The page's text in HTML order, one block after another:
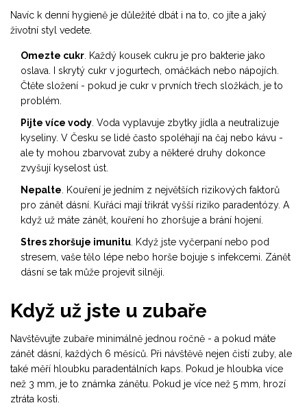
Navíc k denní hygieně je důležité dbát i na to, co jíte a jaký
životní styl vedete.
Omezte cukr. Každý kousek cukru je pro bakterie jako
oslava. I skrytý cukr v jogurtech, omáčkách nebo nápojích.
Čtěte složení - pokud je cukr v prvních třech složkách, je to
problém.
Pijte více vody. Voda vyplavuje zbytky jídla a neutralizuje
kyseliny. V Česku se lidé často spoléhají na čaj nebo kávu -
ale ty mohou zbarvovat zuby a některé druhy dokonce
zvyšují kyselost úst.
Nepalte. Kouření je jedním z největších rizikových faktorů
pro zánět dásní. Kuřáci mají třikrát vyšší riziko paradentózy. A
když už máte zánět, kouření ho zhoršuje a brání hojení.
Stres zhoršuje imunitu. Když jste vyčerpaní nebo pod
stresem, vaše tělo lépe nebo horše bojuje s infekcemi. Zánět
dásní se tak může projevit silněji.
Když už jste u zubaře
Navštěvujte zubaře minimálně jednou ročně - a pokud máte
zánět dásní, každých 6 měsíců. Při návštěvě nejen čistí zuby, ale
také měří hloubku paradentálních kaps. Pokud je hloubka více
než 3 mm, je to známka zánětu. Pokud je více než 5 mm, hrozí
ztráta kosti.